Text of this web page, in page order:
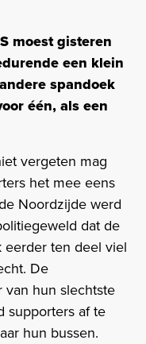
moest gisteren
een klein
spandoek
één, als een
vergeten mag
het mee eens
Noordzijde werd
dat de
ten deel viel
De
van hun slechtste
supporters af te
hun bussen.